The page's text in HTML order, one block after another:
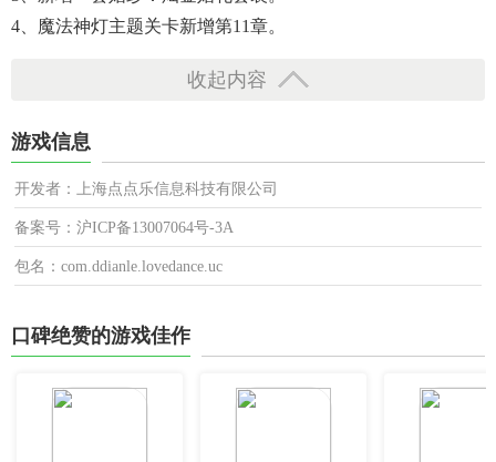
4、魔法神灯主题关卡新增第11章。
收起内容
游戏信息
开发者：上海点点乐信息科技有限公司
备案号：沪ICP备13007064号-3A
包名：com.ddianle.lovedance.uc
口碑绝赞的游戏佳作